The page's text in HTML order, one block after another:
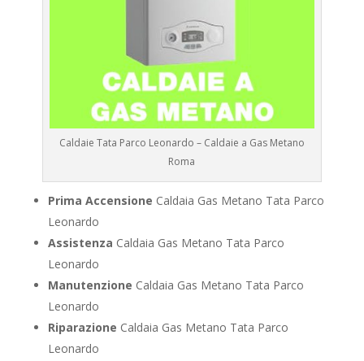
Caldaie Tata Parco Leonardo – Caldaie a Gas Metano
Roma
Prima Accensione Caldaia Gas Metano Tata Parco
Leonardo
Assistenza Caldaia Gas Metano Tata Parco
Leonardo
Manutenzione Caldaia Gas Metano Tata Parco
Leonardo
Riparazione Caldaia Gas Metano Tata Parco
Leonardo